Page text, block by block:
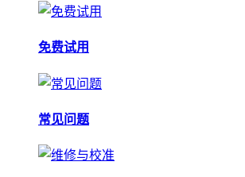
免费试用
常见问题